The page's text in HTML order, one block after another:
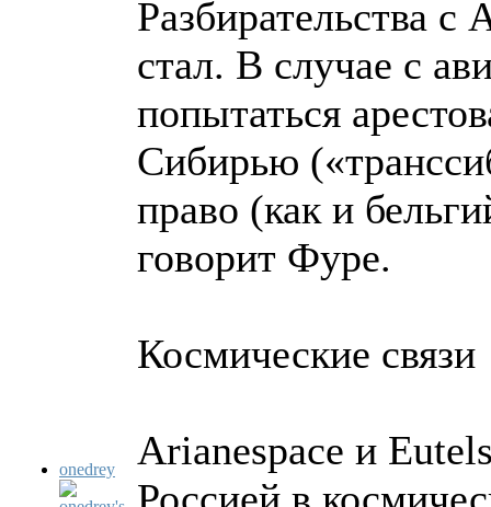
onedrey
Разбирательства с
стал. В случае с
попытаться
Сибирью
право (как и
говорит Фуре.
Космические связи
Arianespace и